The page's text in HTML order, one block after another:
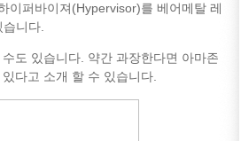
이퍼바이져(Hypervisor)를 베어메탈 레
니다.
도 있습니다. 약간 과장한다면 아마존
다고 소개 할 수 있습니다.